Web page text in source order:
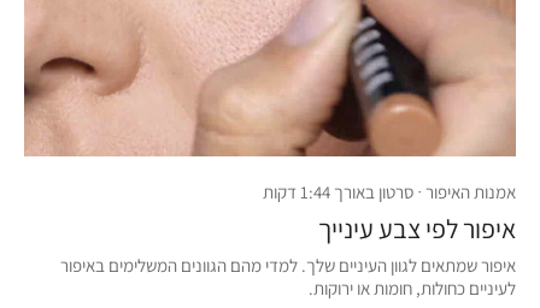
אמנות האיפור · סרטון באורך 1:44 דקות
איפור לפי צבע עינייך
איפור שמתאים לגוון העיניים שלך. למדי מהם הגוונים המשלימים באיפור
לעיניים כחולות, חומות או ירוקות.